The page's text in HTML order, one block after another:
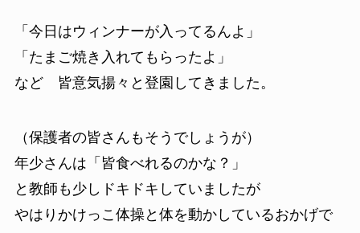
「今日はウィンナーが入ってるんよ」
「たまご焼き入れてもらったよ」
など 皆意気揚々と登園してきました。
（保護者の皆さんもそうでしょうが）
年少さんは「皆食べれるのかな？」
と教師も少しドキドキしていましたが
やはりかけっこ体操と体を動かしているおかげで